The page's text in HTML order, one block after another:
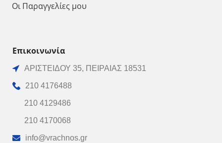
Οι Παραγγελίες μου
Επικοινωνία
ΑΡΙΣΤΕΙΔΟΥ 35, ΠΕΙΡΑΙΑΣ 18531
210 4176488
210 4129486
210 4170068
info@vrachnos.gr